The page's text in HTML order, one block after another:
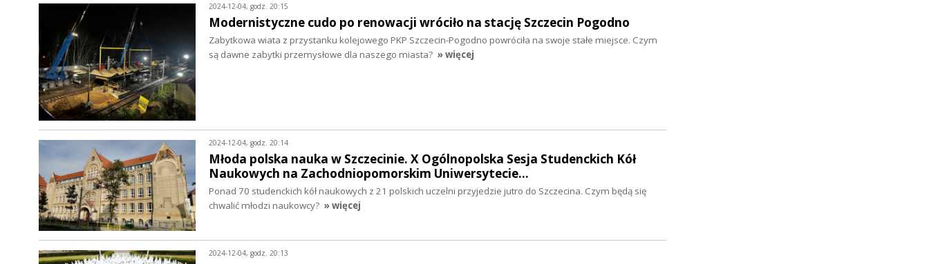
2024-12-04, godz. 20:15
Modernistyczne cudo po renowacji wróciło na stację Szczecin Pogodno
Zabytkowa wiata z przystanku kolejowego PKP Szczecin-Pogodno powróciła na swoje stałe miejsce. Czym
są dawne zabytki przemysłowe dla naszego miasta? » więcej
2024-12-04, godz. 20:14
Młoda polska nauka w Szczecinie. X Ogólnopolska Sesja Studenckich Kół
Naukowych na Zachodniopomorskim Uniwersytecie…
Ponad 70 studenckich kół naukowych z 21 polskich uczelni przyjedzie jutro do Szczecina. Czym będą się
chwalić młodzi naukowcy? » więcej
2024-12-04, godz. 20:13